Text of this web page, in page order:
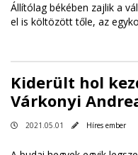
Állítólag békében zajlik a
el is költözött tőle, az
Kiderült hol
Várkonyi
2021.05.01 Híres ember